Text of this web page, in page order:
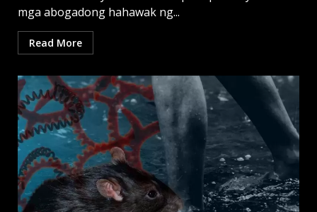
mga abogadong hahawak ng...
Read More